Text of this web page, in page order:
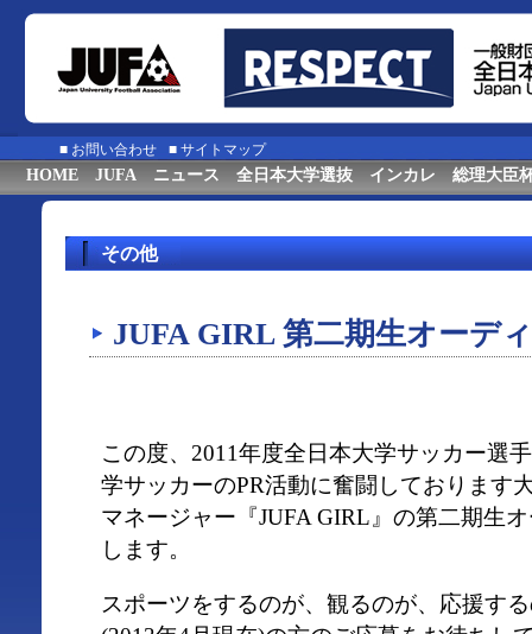
■ お問い合わせ ■ サイトマップ
HOME JUFA ニュース 全日本大学選抜 インカレ 総理大臣
その他
JUFA GIRL 第二期生オーデ
この度、2011年度全日本大学サッカー選
学サッカーのPR活動に奮闘しております
マネージャー『JUFA GIRL』の第二期生
します。
スポーツをするのが、観るのが、応援す